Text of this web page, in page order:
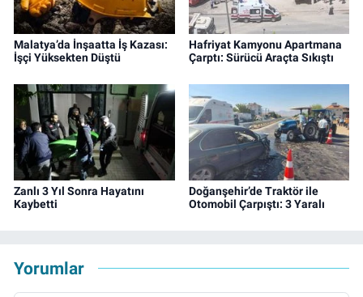
Malatya’da İnşaatta İş Kazası:
İşçi Yüksekten Düştü
Hafriyat Kamyonu Apartmana
Çarptı: Sürücü Araçta Sıkıştı
Zanlı 3 Yıl Sonra Hayatını
Kaybetti
Doğanşehir’de Traktör ile
Otomobil Çarpıştı: 3 Yaralı
Yorumlar